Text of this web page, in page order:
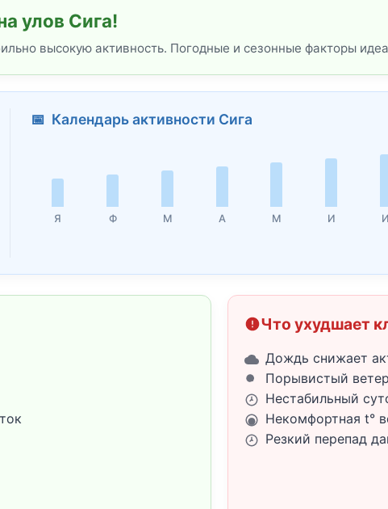
улов Сига!
высокую активность. Погодные и сезонные факторы
📅 Календарь активности Сига
Я Ф М А М И И
Что ухудшает
Дождь снижает
Порывистый ветер
Нестабильный
Некомфортная t°
Резкий перепад